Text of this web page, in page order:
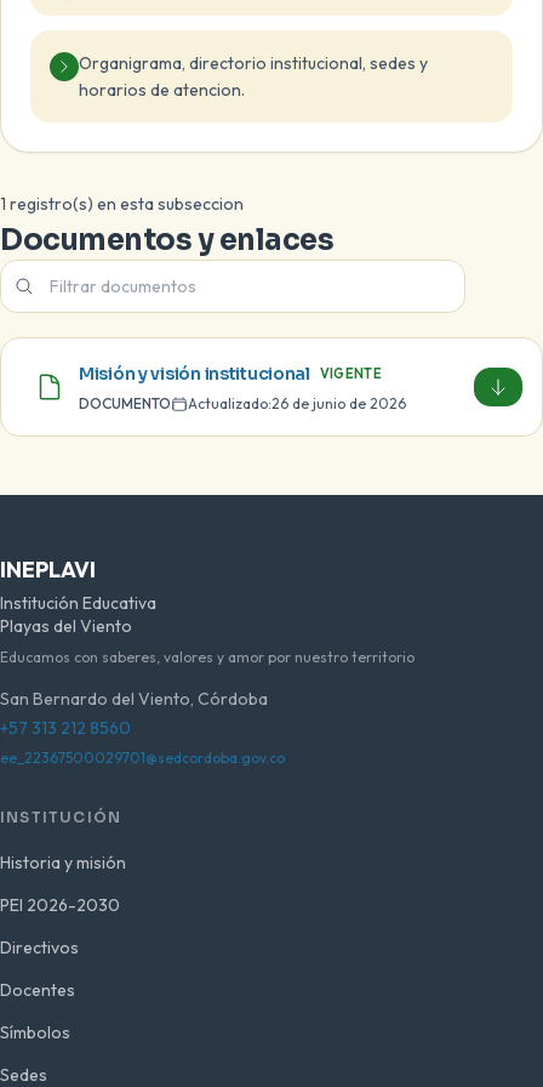
Organigrama, directorio institucional, sedes y
horarios de atencion.
1 registro(s) en esta subseccion
Documentos y enlaces
Filtrar documentos de esta subseccion
Misión y visión institucional VIGENTE
DOCUMENTO Actualizado:26 de junio de 2026
INEPLAVI
Institución Educativa
Playas del Viento
Educamos con saberes, valores y amor por nuestro territorio
San Bernardo del Viento, Córdoba
+57 313 212 8560
ee_22367500029701@sedcordoba.gov.co
INSTITUCIÓN
Historia y misión
PEI 2026-2030
Directivos
Docentes
Símbolos
Sedes